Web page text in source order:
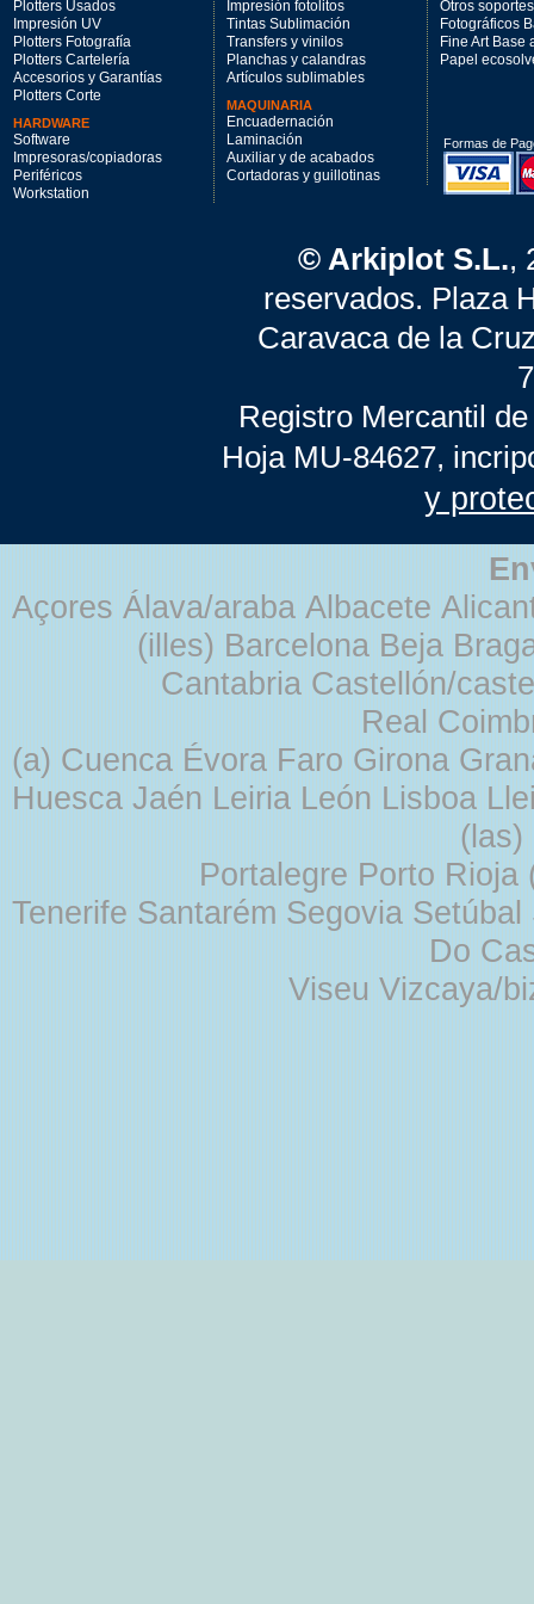
Plotters Usados
Impresión UV
Plotters Fotografía
Plotters Cartelería
Accesorios y Garantías
Plotters Corte
HARDWARE
Software
Impresoras/copiadoras
Periféricos
Workstation
Impresión fotolitos
Tintas Sublimación
Transfers y vinilos
Planchas y calandras
Artículos sublimables
MAQUINARIA
Encuadernación
Laminación
Auxiliar y de acabados
Cortadoras y guillotinas
Otros soportes
Fotográficos
Fine Art Base
Papel
Formas de
© Arkiplot S.L.,
reservados. Plaza
Caravaca de la
Registro Mercantil
Hoja MU-84627,
y
Açores Álava/araba Albacete
(illes) Barcelona Beja
Cantabria Castellón/
Real
(a) Cuenca Évora Faro Girona
Huesca Jaén Leiria León Lisboa
Portalegre Porto
Tenerife Santarém Segovia
Do
Viseu Vizcaya/